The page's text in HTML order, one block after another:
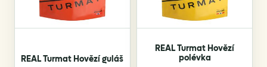
REAL Turmat Hovězí guláš
REAL Turmat Hovězí
polévka